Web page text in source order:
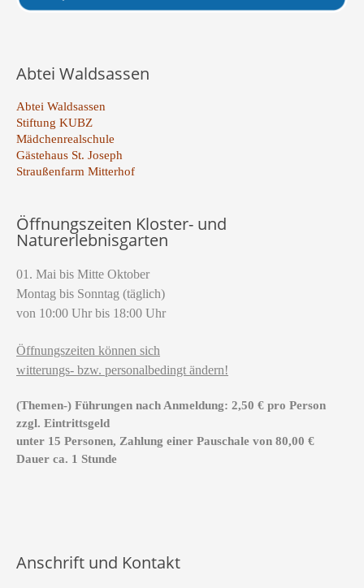
Abtei Waldsassen
Abtei Waldsassen
Stiftung KUBZ
Mädchenrealschule
Gästehaus St. Joseph
Straußenfarm Mitterhof
Öffnungszeiten Kloster- und
Naturerlebnisgarten
01. Mai bis Mitte Oktober
Montag bis Sonntag (täglich)
von 10:00 Uhr bis 18:00 Uhr
Öffnungszeiten können sich
witterungs- bzw. personalbedingt ändern!
(Themen-) Führungen nach Anmeldung: 2,50 € pro Person
zzgl. Eintrittsgeld
unter 15 Personen, Zahlung einer Pauschale von 80,00 €
Dauer ca. 1 Stunde
Anschrift und Kontakt